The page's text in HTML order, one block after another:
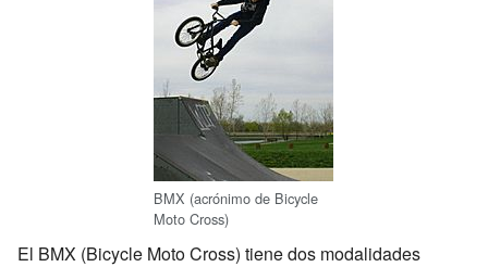
BMX (acrónimo de Bicycle
Moto Cross)
El BMX (Bicycle Moto Cross) tiene dos modalidades